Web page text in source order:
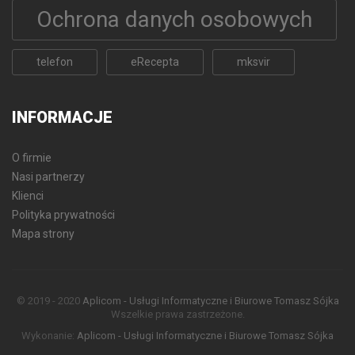
Ochrona danych osobowych
telefon eRecepta mksvir
INFORMACJE
O firmie
Nasi partnerzy
Klienci
Polityka prywatności
Mapa strony
© 2019 - 2020 Aplicom - Usługi Informatyczne i Biurowe Tomasz Sójka
Wszelkie prawa zastrzeżone.
Wykonanie: Aplicom - Usługi Informatyczne i Biurowe Tomasz Sójka